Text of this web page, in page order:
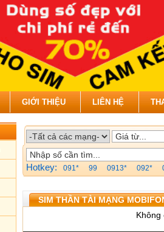
GIỚI THIỆU LIÊN HỆ
Hotkey: 091* 99 0913* 092*
SIM THẦN TÀI MẠNG
Không